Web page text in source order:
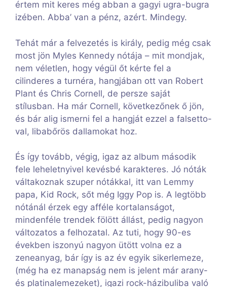
értem mit keres még abban a gagyi ugra-bugra
izében. Abba’ van a pénz, azért. Mindegy.
Tehát már a felvezetés is király, pedig még csak
most jön Myles Kennedy nótája – mit mondjak,
nem véletlen, hogy végül őt kérte fel a
cilinderes a turnéra, hangjában ott van Robert
Plant és Chris Cornell, de persze saját
stílusban. Ha már Cornell, következőnek ő jön,
és bár alig ismerni fel a hangját ezzel a falsetto-
val, libabőrös dallamokat hoz.
És így tovább, végig, igaz az album második
fele leheletnyivel kevésbé karakteres. Jó nóták
váltakoznak szuper nótákkal, itt van Lemmy
papa, Kid Rock, sőt még Iggy Pop is. A legtöbb
nótánál érzek egy afféle kortalanságot,
mindenféle trendek fölött állást, pedig nagyon
változatos a felhozatal. Az tuti, hogy 90-es
években iszonyú nagyon ütött volna ez a
zeneanyag, bár így is az év egyik sikerlemeze,
(még ha ez manapság nem is jelent már arany-
és platinalemezeket), igazi rock-házibuliba való